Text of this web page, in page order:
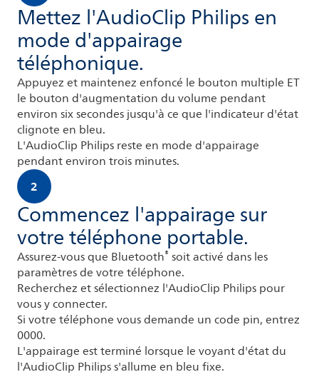
Mettez l'AudioClip Philips en
mode d'appairage
téléphonique.
Appuyez et maintenez enfoncé le bouton multiple ET
le bouton d'augmentation du volume pendant
environ six secondes jusqu'à ce que l'indicateur d'état
clignote en bleu.
L'AudioClip Philips reste en mode d'appairage
pendant environ trois minutes.
2
Commencez l'appairage sur
votre téléphone portable.
Assurez-vous que Bluetooth®soit activé dans les
paramètres de votre téléphone.
Recherchez et sélectionnez l'AudioClip Philips pour
vous y connecter.
Si votre téléphone vous demande un code pin, entrez
0000.
L'appairage est terminé lorsque le voyant d'état du
l'AudioClip Philips s'allume en bleu fixe.